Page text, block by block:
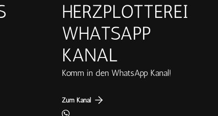
HERZPLOTTEREI
WHATSAPP
KANAL
Komm in den WhatsApp Kanal!
Zum Kanal